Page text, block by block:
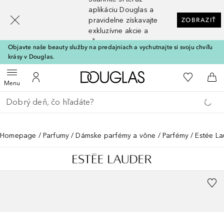
aplikáciu Douglas a
pravidelne získavajte
exkluzívne akcie a
zľavy
ZOBRAZIŤ
Objavte naše beauty služby na predajniach a vychutnajte si svoju chvíľu
krásy v Douglas.
MenuOtvoriť menuDo môjho účtu
Domov Do môjho
Do
Choď späť
Vykonajte vyhľadávanie
Homepage Parfumy Dámske parfémy a vône Parfémy Estée
[navigation.slideout.screenreader]